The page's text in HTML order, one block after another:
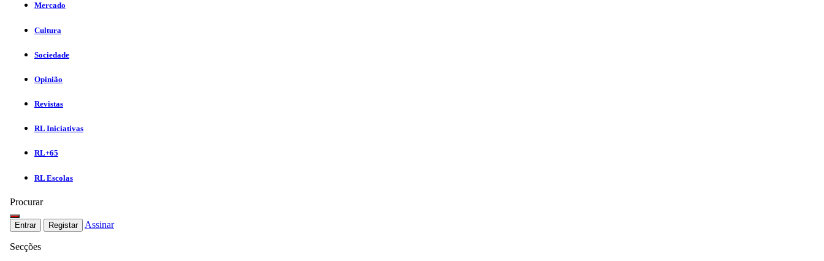
Mercado
Cultura
Sociedade
Opinião
Revistas
RL Iniciativas
RL+65
RL Escolas
Procurar
Entrar Registar Assinar
Secções